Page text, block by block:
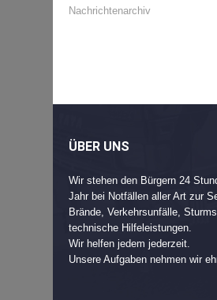
Nachrichtenarchiv
ÜBER UNS
Wir stehen den Bürgern 24
Jahr bei Notfällen aller Art zur
Brände, Verkehrsunfälle,
technische Hilfeleistungen.
Wir helfen jedem jederzeit.
Unsere Aufgaben nehmen wir